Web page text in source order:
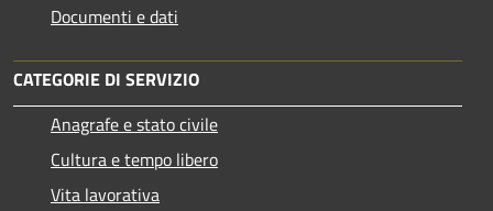
Documenti e dati
CATEGORIE DI SERVIZIO
Anagrafe e stato civile
Cultura e tempo libero
Vita lavorativa